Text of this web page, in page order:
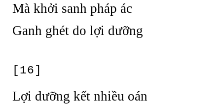
Mà khởi sanh pháp ác
Ganh ghét do lợi dưỡng
[16]
Lợi dưỡng kết nhiều oán